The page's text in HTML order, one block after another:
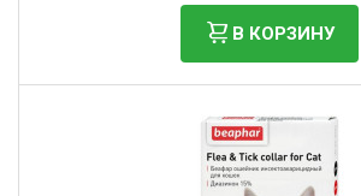
В КОРЗИНУ